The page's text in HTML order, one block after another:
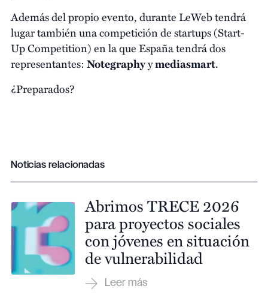
Además del propio evento, durante LeWeb tendrá
lugar también una competición de startups (Start-
Up Competition) en la que España tendrá dos
representantes: Notegraphyymediasmart.
¿Preparados?
Noticias relacionadas
Abrimos TRECE 2026
para proyectos sociales
con jóvenes en situación
de vulnerabilidad